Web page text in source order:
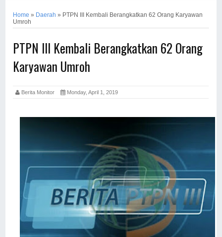
Home » Daerah » PTPN III Kembali Berangkatkan 62 Orang Karyawan
Umroh
PTPN III Kembali Berangkatkan 62 Orang
Karyawan Umroh
Berita Monitor Monday, April 1, 2019